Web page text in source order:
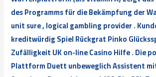
des Programms für die Bekämpfung der
unit sure , logical gambling provider .
kreditwürdig Spiel Rückgrat Pinko
Zufälligkeit UK on-line Casino Hilfe . Die
Plattform Duett unbeweglich Assistent